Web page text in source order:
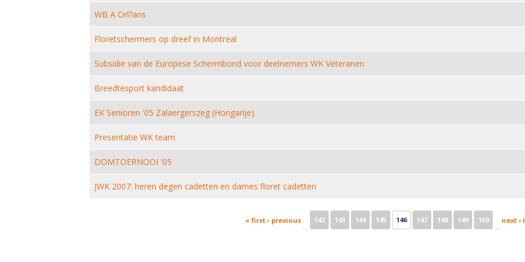
WB A Orl?ans
Floretschermers op dreef in Montreal
Subsidie van de Europese Schermbond voor deelnemers WK Veteranen
Breedtesport kandidaat
EK Senioren '05 Zalaergerszeg (Hongarije)
Presentatie WK team
DOMTOERNOOI '05
JWK 2007: heren degen cadetten en dames floret cadetten
« first ‹ previous
…
142 143 144 145 146 147 148 149
150
…
next ›